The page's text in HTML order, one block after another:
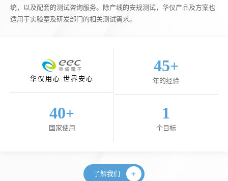
统，以及配套的测试咨询服务。除产线的安规测试，华仪产品及方案也
适用于实验室及研发部门的相关测试需求。
华仪用心 世界安心
45+
年的经验
40+
国家使用
1
个目标
了解我们